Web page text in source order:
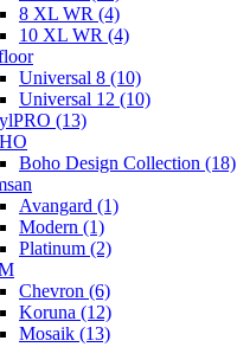
8 XL WR (4)
10 XL WR (4)
Universal 8 (10)
Universal 12 (10)
(13)
Boho Design Collection (18)
Avangard (1)
Modern (1)
Platinum (2)
Chevron (6)
Koruna (12)
Mosaik (13)